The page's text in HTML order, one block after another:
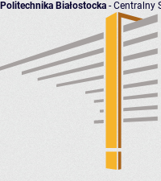
Politechnika Białostocka - Centralny